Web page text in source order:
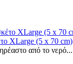
XLarge (5 x 70 cm)
από το νερό...